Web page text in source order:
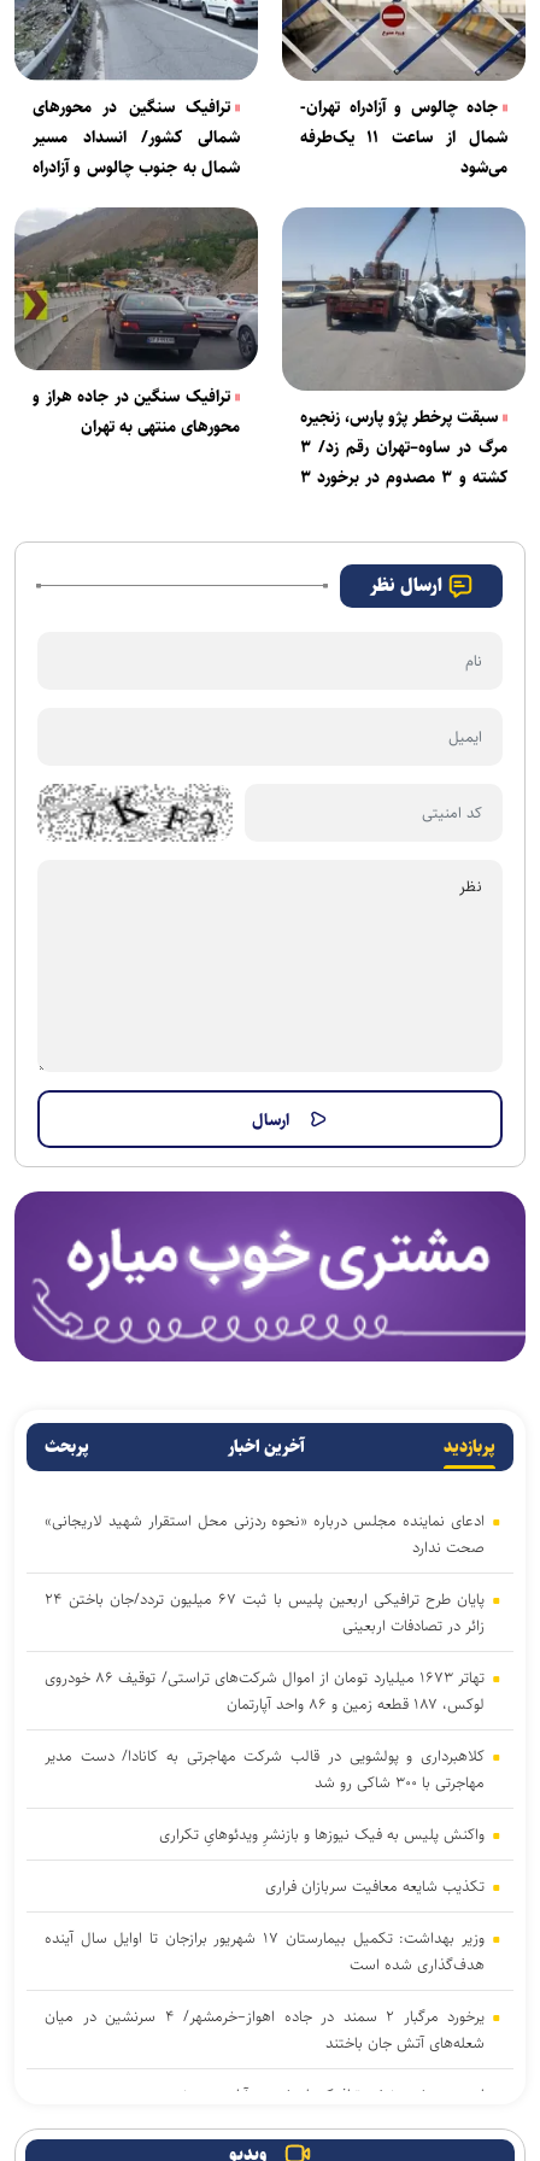
جاده چالوس و آزادراه تهران-
شمال از ساعت ۱۱ یک‌طرفه
می‌شود
ترافیک سنگین در محورهای
شمالی کشور/ انسداد مسیر
شمال به جنوب چالوس و آزادراه
سبقت پرخطر پژو پارس، زنجیره
مرگ در ساوه–تهران رقم زد/ ۳
کشته و ۳ مصدوم در برخورد ۳
ترافیک سنگین در جاده هراز و
محورهای منتهی به تهران
ارسال نظر
پربازدید آخرین اخبار پربحث
ادعای نماینده مجلس درباره «نحوه ردزنی محل استقرار شهید لاریجانی»
صحت ندارد
پایان طرح ترافیکی اربعین پلیس با ثبت ۶۷ میلیون تردد/جان باختن ۲۴
زائر در تصادفات اربعینی
تهاتر ۱۶۷۳ میلیارد تومان از اموال شرکت‌های تراستی/ توقیف ۸۶ خودروی
لوکس، ۱۸۷ قطعه زمین و ۸۶ واحد آپارتمان
کلاهبرداری و پولشویی در قالب شرکت مهاجرتی به کانادا/ دست مدیر
مهاجرتی با ۳۰۰ شاکی رو شد
واکنش پلیس به فیک نیوزها و بازنشرِ ویدئوهایِ تکراری
تکذیب شایعه معافیت سربازان فراری
وزیر بهداشت: تکمیل بیمارستان ۱۷ شهریور برازجان تا اوایل سال آینده
هدف‌گذاری شده است
یرخورد مرگبار ۲ سمند در جاده اهواز–خرمشهر/ ۴ سرنشین در میان
شعله‌های آتش جان باختند
امروز پنجشنبه نبض ترافیک پایتخت به آرامی می‌زند
موکب «سلام یا مهدی (عج)» در سامرا طی ۲۳ روز به حدود ۱۰۰ هزار زائر
ویدیو